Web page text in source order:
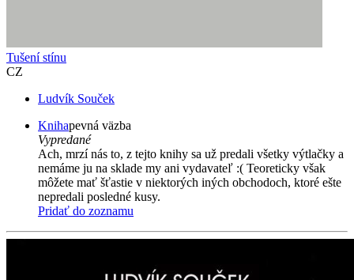
Tušení stínu
CZ
Ludvík Souček
Knihapevná väzba
Vypredané
Ach, mrzí nás to, z tejto knihy sa už predali všetky výtlačky a
nemáme ju na sklade my ani vydavateľ :( Teoreticky však
môžete mať šťastie v niektorých iných obchodoch, ktoré ešte
nepredali posledné kusy.
Pridať do zoznamu